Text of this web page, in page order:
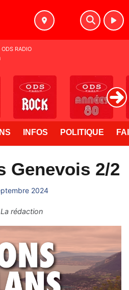
INFOS POLITIQUE
Genevois 2/2
2024
La rédaction
RADIO